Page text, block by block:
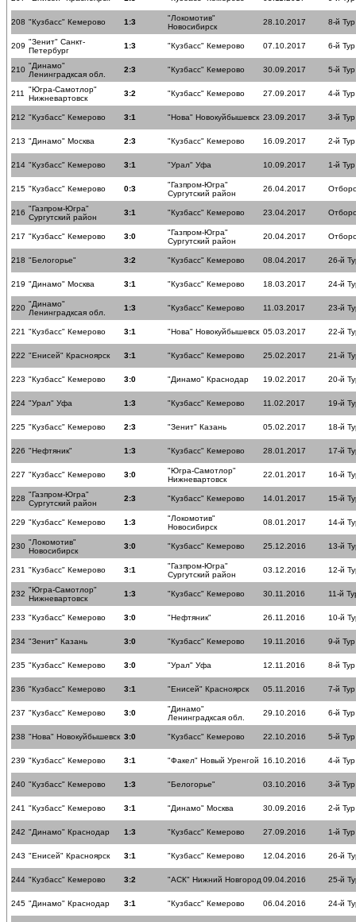
208 "Кузбасс" Кемерово 1:3
"Локомотив"
Новосибирск
28.10.2017 8-й Тур
209 "Зенит" Санкт-
Петербург
1:3 "Кузбасс" Кемерово 07.10.2017 6-й Тур
210 "Динамо"
Ленинградксая обл.
2:3 "Кузбасс" Кемерово 30.09.2017 5-й Тур
211
"Югра-Самотлор"
Нижневартовск
3:2 "Кузбасс" Кемерово 27.09.2017 4-й Тур
212 "Кузбасс" Кемерово 3:1 "Нова" Новокуйбышевск 23.09.2017 3-й Тур
213 "Динамо" Москва 2:3 "Кузбасс" Кемерово 16.09.2017 2-й Тур
214 "Кузбасс" Кемерово 3:1 "Урал" Уфа 10.09.2017 1-й Тур
215 "Кузбасс" Кемерово 0:3
"Газпром-Югра"
Сургутский район
26.04.2017
216 "Газпром-Югра"
Сургутский район
3:1 "Кузбасс" Кемерово 23.04.2017
217 "Кузбасс" Кемерово 3:0
"Газпром-Югра"
Сургутский район
20.04.2017
218 "Белогорье" 3:2 "Кузбасс" Кемерово 08.04.2017 26-й
219 "Динамо" Москва 3:1 "Кузбасс" Кемерово 18.03.2017 24-й
220 "Динамо"
Ленинградксая обл.
1:3 "Кузбасс" Кемерово 11.03.2017 23-й
221 "Кузбасс" Кемерово 3:1 "Нова" Новокуйбышевск 05.03.2017 22-й
222 "Енисей" Красноярск 3:1 "Кузбасс" Кемерово 25.02.2017 21-й
223 "Кузбасс" Кемерово 3:0 "Динамо" Краснодар 19.02.2017 20-й
224 "Урал" Уфа 1:3 "Кузбасс" Кемерово 11.02.2017 19-й
225 "Кузбасс" Кемерово 2:3 "Зенит" Казань 05.02.2017 18-й
226 "Нефтяник" 1:3 "Кузбасс" Кемерово 28.01.2017 17-й
227 "Кузбасс" Кемерово 3:0
"Югра-Самотлор"
Нижневартовск
22.01.2017 16-й
228 "Газпром-Югра"
Сургутский район
2:3 "Кузбасс" Кемерово 14.01.2017 15-й
229 "Кузбасс" Кемерово 1:3
"Локомотив"
Новосибирск
08.01.2017 14-й
230 "Локомотив"
Новосибирск
3:0 "Кузбасс" Кемерово 25.12.2016 13-й
231 "Кузбасс" Кемерово 3:1
"Газпром-Югра"
Сургутский район
03.12.2016 12-й
232 "Югра-Самотлор"
Нижневартовск
1:3 "Кузбасс" Кемерово 30.11.2016 11-й
233 "Кузбасс" Кемерово 3:0 "Нефтяник" 26.11.2016 10-й
234 "Зенит" Казань 3:0 "Кузбасс" Кемерово 19.11.2016 9-й Тур
235 "Кузбасс" Кемерово 3:0 "Урал" Уфа 12.11.2016 8-й Тур
236 "Кузбасс" Кемерово 3:1 "Енисей" Красноярск 05.11.2016 7-й Тур
237 "Кузбасс" Кемерово 3:0
"Динамо"
Ленинградксая обл.
29.10.2016 6-й Тур
238 "Нова" Новокуйбышевск 3:0 "Кузбасс" Кемерово 22.10.2016 5-й Тур
239 "Кузбасс" Кемерово 3:1 "Факел" Новый Уренгой 16.10.2016 4-й Тур
240 "Кузбасс" Кемерово 1:3 "Белогорье" 03.10.2016 3-й Тур
241 "Кузбасс" Кемерово 3:1 "Динамо" Москва 30.09.2016 2-й Тур
242 "Динамо" Краснодар 1:3 "Кузбасс" Кемерово 27.09.2016 1-й Тур
243 "Енисей" Красноярск 3:1 "Кузбасс" Кемерово 12.04.2016 26-й
244 "Кузбасс" Кемерово 3:2 "АСК" Нижний Новгород 09.04.2016 25-й
245 "Динамо" Краснодар 3:1 "Кузбасс" Кемерово 06.04.2016 24-й